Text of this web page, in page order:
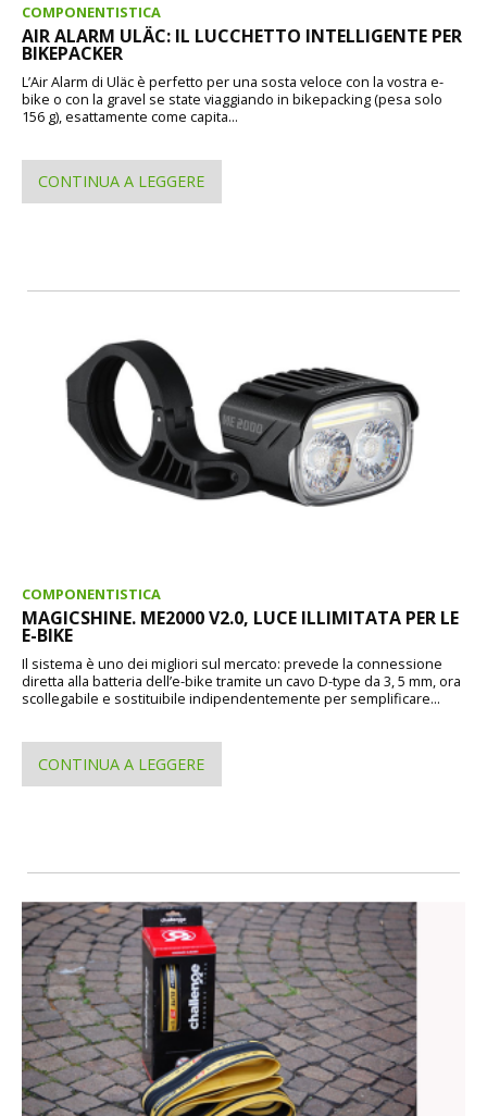
COMPONENTISTICA
AIR ALARM ULÄC: IL LUCCHETTO INTELLIGENTE PER
BIKEPACKER
L’Air Alarm di Uläc è perfetto per una sosta veloce con la vostra e-
bike o con la gravel se state viaggiando in bikepacking (pesa solo
156 g), esattamente come capita...
CONTINUA A LEGGERE
COMPONENTISTICA
MAGICSHINE. ME2000 V2.0, LUCE ILLIMITATA PER LE
E-BIKE
Il sistema è uno dei migliori sul mercato: prevede la connessione
diretta alla batteria dell’e-bike tramite un cavo D-type da 3, 5 mm, ora
scollegabile e sostituibile indipendentemente per semplificare...
CONTINUA A LEGGERE